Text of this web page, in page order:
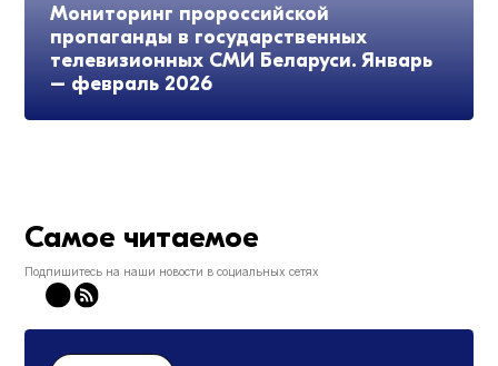
Мониторинг пророссийской
пропаганды в государственных
телевизионных СМИ Беларуси. Январь
– февраль 2026
Самое читаемое
Подпишитесь на наши новости в социальных сетях